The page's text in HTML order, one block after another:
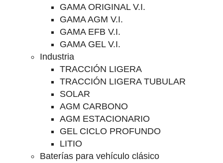
GAMA ORIGINAL V.I.
GAMA AGM V.I.
GAMA EFB V.I.
GAMA GEL V.I.
Industria
TRACCIÓN LIGERA
TRACCIÓN LIGERA TUBULAR
SOLAR
AGM CARBONO
AGM ESTACIONARIO
GEL CICLO PROFUNDO
LITIO
Baterías para vehículo clásico